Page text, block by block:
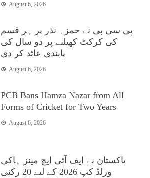
August 6, 2026
پی سی بی نے حمزہ نذر پر ہر قسم
کی کرکٹ کھیلنے پر دو سال کی
پابندی عائد کر دی
August 6, 2026
PCB Bans Hamza Nazar from All
Forms of Cricket for Two Years
August 6, 2026
پاکستان نے ایف آئی ایچ مینز ہاکی
ورلڈ کپ 2026 کے لیے 20 رکنی